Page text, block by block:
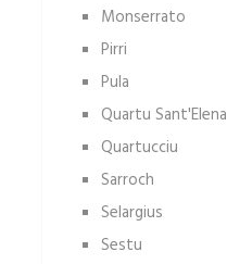
Monserrato
Pirri
Pula
Quartu Sant'Elena
Quartucciu
Sarroch
Selargius
Sestu